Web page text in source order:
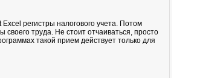
регистры налогового учета. Потом
труда. Не стоит отчаиваться, просто
такой прием действует только для